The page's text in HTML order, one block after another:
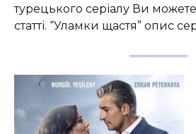
турецького серіалу Ви
статті. “Уламки щастя” опис